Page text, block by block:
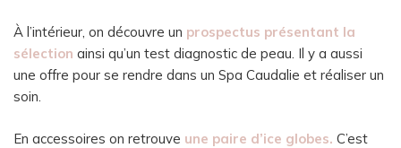
À l’intérieur, on découvre un prospectus présentant la
sélection ainsi qu’un test diagnostic de peau. Il y a aussi
une offre pour se rendre dans un Spa Caudalie et réaliser un
soin.
En accessoires on retrouve une paire d’ice globes. C’est